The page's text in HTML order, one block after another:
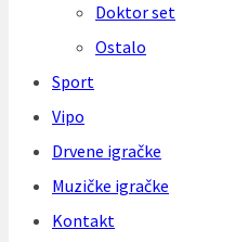
Doktor set
Ostalo
Sport
Vipo
Drvene igračke
Muzičke igračke
Kontakt